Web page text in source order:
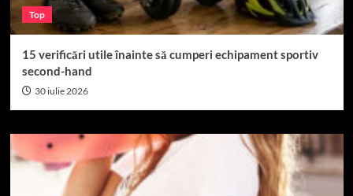
Top
15 verificări utile înainte să cumperi echipament sportiv
second-hand
30 iulie 2026